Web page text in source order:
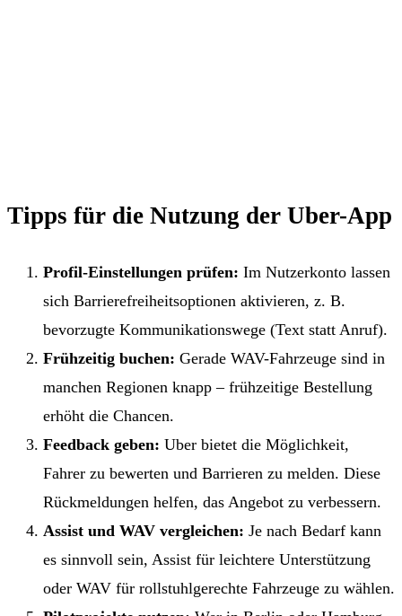
Tipps für die Nutzung der Uber-App
Profil-Einstellungen prüfen: Im Nutzerkonto lassen
sich Barrierefreiheitsoptionen aktivieren, z. B.
bevorzugte Kommunikationswege (Text statt Anruf).
Frühzeitig buchen: Gerade WAV-Fahrzeuge sind in
manchen Regionen knapp – frühzeitige Bestellung
erhöht die Chancen.
Feedback geben: Uber bietet die Möglichkeit,
Fahrer zu bewerten und Barrieren zu melden. Diese
Rückmeldungen helfen, das Angebot zu verbessern.
Assist und WAV vergleichen: Je nach Bedarf kann
es sinnvoll sein, Assist für leichtere Unterstützung
oder WAV für rollstuhlgerechte Fahrzeuge zu wählen.